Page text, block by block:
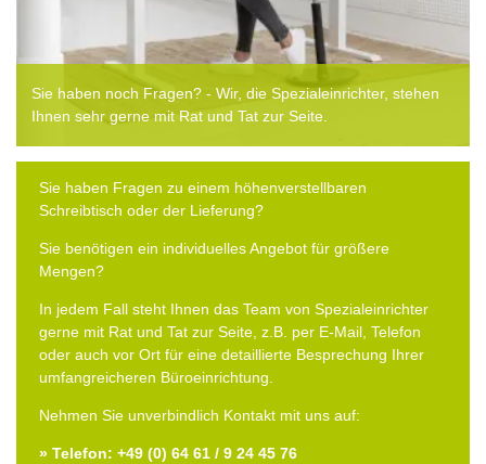
Sie haben noch Fragen? - Wir, die Spezialeinrichter, stehen
Ihnen sehr gerne mit Rat und Tat zur Seite.
Sie haben Fragen zu einem höhenverstellbaren
Schreibtisch oder der Lieferung?
Sie benötigen ein individuelles Angebot für größere
Mengen?
In jedem Fall steht Ihnen das Team von Spezialeinrichter
gerne mit Rat und Tat zur Seite, z.B. per E-Mail, Telefon
oder auch vor Ort für eine detaillierte Besprechung Ihrer
umfangreicheren Büroeinrichtung.
Nehmen Sie unverbindlich Kontakt mit uns auf:
» Telefon: +49 (0) 64 61 / 9 24 45 76